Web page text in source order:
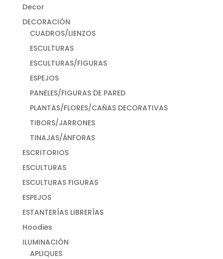
Decor
DECORACIÓN
CUADROS/LIENZOS
ESCULTURAS
ESCULTURAS/FIGURAS
ESPEJOS
PANELES/FIGURAS DE PARED
PLANTAS/FLORES/CAÑAS DECORATIVAS
TIBORS/JARRONES
TINAJAS/ÁNFORAS
ESCRITORIOS
ESCULTURAS
ESCULTURAS FIGURAS
ESPEJOS
ESTANTERÍAS LIBRERÍAS
Hoodies
ILUMINACIÓN
APLIQUES